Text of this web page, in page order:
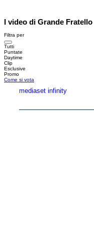
I video di Grande Fratello
Filtra per
Tutti
Puntate
Daytime
Clip
Esclusive
Promo
Come si vota
mediaset infinity